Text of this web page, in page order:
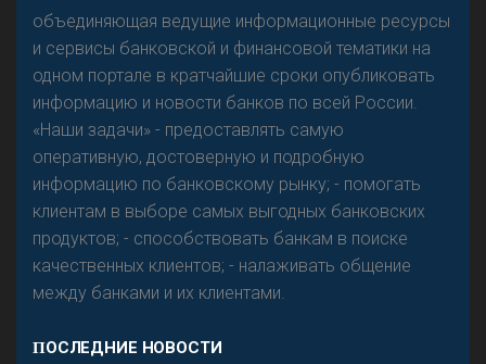
Резкого разворота на рынке автокредитов не
предвидится - «Интервью»
объединяющая ведущие информационные ресурсы
и сервисы банковской и финансовой тематики на
одном портале в кратчайшие сроки опубликовать
информацию и новости банков по всей России.
«Наши задачи» - предоставлять самую
оперативную, достоверную и подробную
информацию по банковскому рынку; - помогать
клиентам в выборе самых выгодных банковских
продуктов; - способствовать банкам в поиске
качественных клиентов; - налаживать общение
между банками и их клиентами.
ПОСЛЕДНИЕ НОВОСТИ